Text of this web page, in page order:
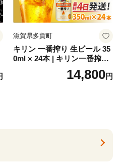
滋賀県多賀町
キリン 一番搾り 生ビール 35
0ml × 24本 | キリン一番搾り
キリンビール 一番搾り ビー
ル 24缶 きりんいちばんしぼ
14,800円